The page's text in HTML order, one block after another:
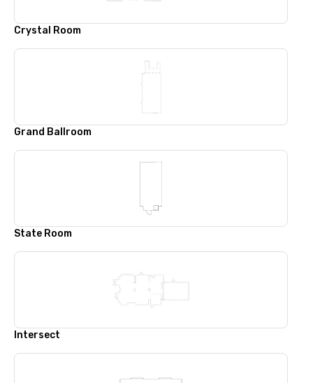
Crystal Room
Grand Ballroom
State Room
Intersect